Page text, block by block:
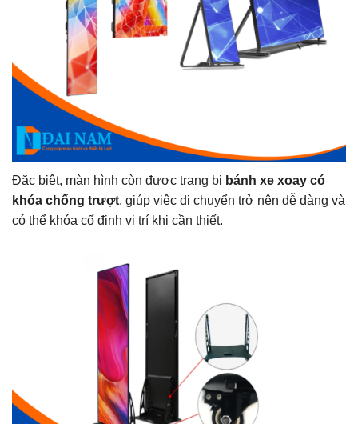
Đặc biệt, màn hình còn được trang bị bánh xe xoay có
khóa chống trượt, giúp việc di chuyển trở nên dễ dàng và
có thể khóa cố định vị trí khi cần thiết.